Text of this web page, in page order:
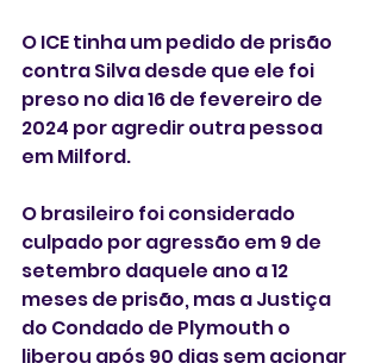
O ICE tinha um pedido de prisão
contra Silva desde que ele foi
preso no dia 16 de fevereiro de
2024 por agredir outra pessoa
em Milford.
O brasileiro foi considerado
culpado por agressão em 9 de
setembro daquele ano a 12
meses de prisão, mas a Justiça
do Condado de Plymouth o
liberou após 90 dias sem acionar